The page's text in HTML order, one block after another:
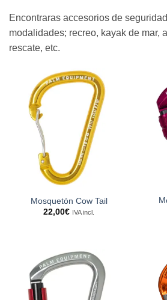
Encontraras accesorios de
modalidades; recreo, kayak de mar,
rescate, etc.
Mosquetón Cow Tail
22,00€ IVA incl.